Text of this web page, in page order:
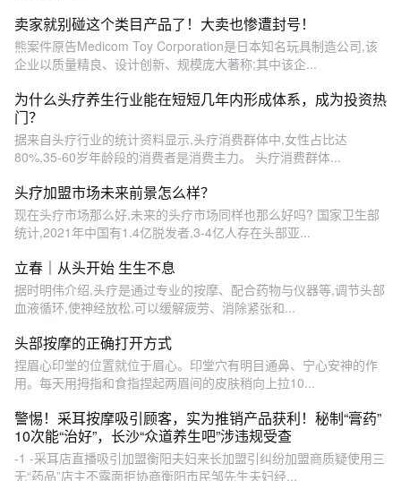
卖家就别碰这个类目产品了！大卖也惨遭封号！
熊案件原告Medicom Toy Corporation是日本知名玩具制造公司,该
企业以质量精良、设计创新、规模庞大著称;其中该企...
为什么头疗养生行业能在短短几年内形成体系，成为投资热
门？
据来自头疗行业的统计资料显示,头疗消费群体中,女性占比达
80%,35-60岁年龄段的消费者是消费主力。 头疗消费群体...
头疗加盟市场未来前景怎么样？
现在头疗市场那么好,未来的头疗市场同样也那么好吗? 国家卫生部
统计,2021年中国有1.4亿脱发者,3-4亿人存在头部亚...
立春｜从头开始 生生不息
据时明伟介绍,头疗是通过专业的按摩、配合药物与仪器等,调节头部
血液循环,使神经放松,可以缓解疲劳、消除紧张和...
头部按摩的正确打开方式
捏眉心印堂的位置就位于眉心。印堂穴有明目通鼻、宁心安神的作
用。每天用拇指和食指捏起两眉间的皮肤稍向上拉10...
警惕！采耳按摩吸引顾客，实为推销产品获利！秘制“膏药”
10次能“治好”，长沙“众道养生吧”涉违规受查
-1 -采耳店直播吸引加盟衡阳夫妇来长加盟引纠纷加盟商质疑使用三
无“药品”店主不露面拒协商衡阳市民邹先生夫妇经...